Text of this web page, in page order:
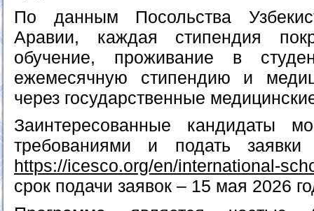
По данным Посольства
Аравии, каждая стипендия
обучение, проживание в
ежемесячную стипендию и
через государственные
Заинтересованные кандидаты
требованиями и подать
https://icesco.org/en/international-
срок подачи заявок – 15 мая 2026